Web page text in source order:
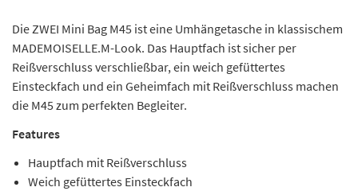
Die ZWEI Mini Bag M45 ist eine Umhängetasche in klassischem
MADEMOISELLE.M-Look. Das Hauptfach ist sicher per
Reißverschluss verschließbar, ein weich gefüttertes
Einsteckfach und ein Geheimfach mit Reißverschluss machen
die M45 zum perfekten Begleiter.
Features
Hauptfach mit Reißverschluss
Weich gefüttertes Einsteckfach